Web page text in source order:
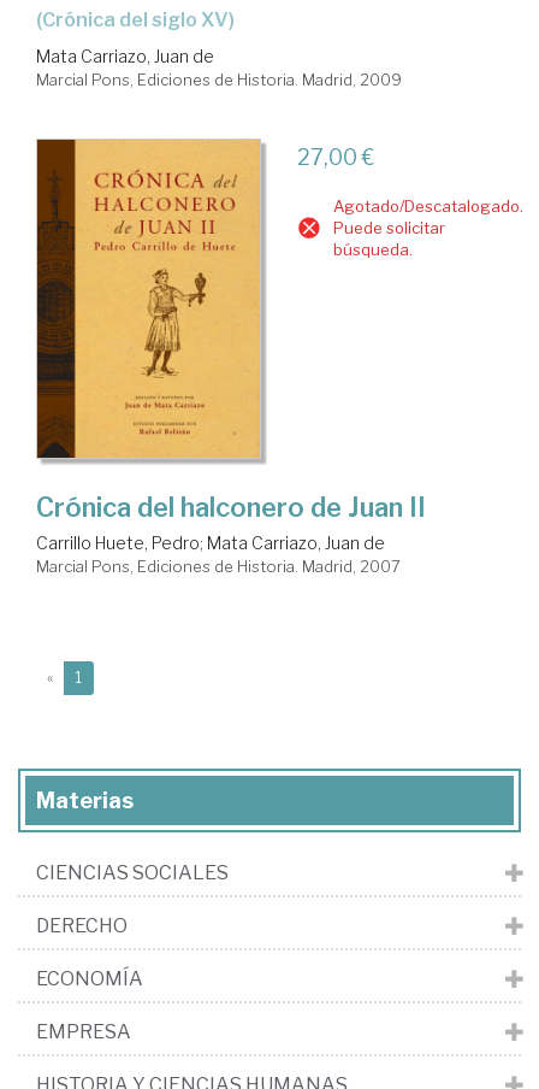
(crónica del siglo XV)
Mata Carriazo, Juan de
Marcial Pons, Ediciones de Historia. Madrid, 2009
27,00 €
Agotado/Descatalogado.
Puede solicitar
búsqueda.
Crónica del halconero de Juan II
Carrillo Huete, Pedro; Mata Carriazo, Juan de
Marcial Pons, Ediciones de Historia. Madrid, 2007
« 1
Materias
CIENCIAS SOCIALES
DERECHO
ECONOMÍA
EMPRESA